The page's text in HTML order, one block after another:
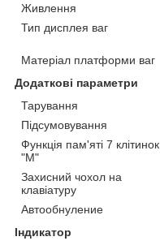
Живлення
Тип дисплея ваг
Матеріал платформи ваг
Додаткові параметри
Тарування
Підсумовування
Функція пам'яті 7 клітинок
"М"
Захисний чохол на
клавіатуру
Автообнуление
Індикатор